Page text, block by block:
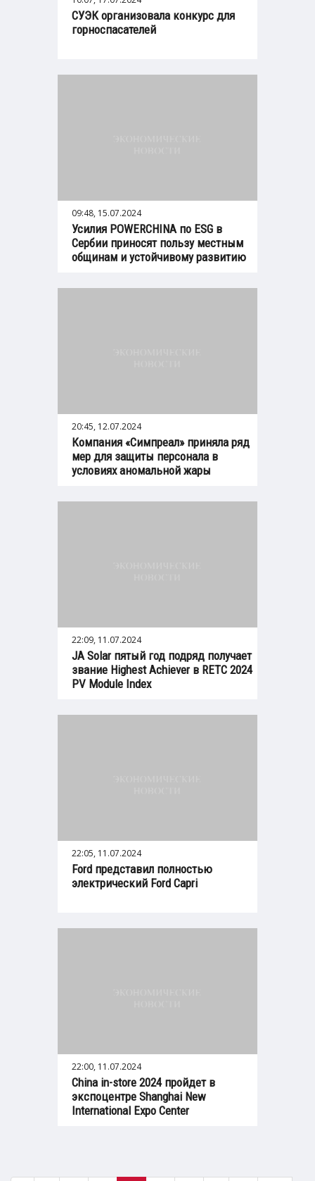
СУЭК организовала конкурс для
горноспасателей
09:48, 15.07.2024
Усилия POWERCHINA по ESG в
Сербии приносят пользу местным
общинам и устойчивому развитию
20:45, 12.07.2024
Компания «Симпреал» приняла ряд
мер для защиты персонала в
условиях аномальной жары
22:09, 11.07.2024
JA Solar пятый год подряд получает
звание Highest Achiever в RETC 2024
PV Module Index
22:05, 11.07.2024
Ford представил полностью
электрический Ford Capri
22:00, 11.07.2024
China in-store 2024 пройдет в
экспоцентре Shanghai New
International Expo Center